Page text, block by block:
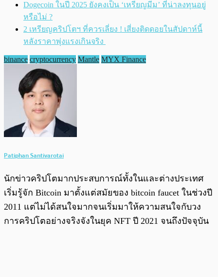
Dogecoin ในปี 2025 ยังคงเป็น ‘เหรียญมีม’ ที่น่าลงทุนอยู่
หรือไม่ ?
2 เหรียญคริปโตฯ ที่ควรเลี่ยง ! เสี่ยงติดดอยในสัปดาห์นี้
หลังราคาพุ่งแรงเกินจริง
binance cryptocurrency Mantle MYX Finance
Patiphan Santivarotai
นักข่าวคริปโตมากประสบการณ์ทั้งในและต่างประเทศ
เริ่มรู้จัก Bitcoin มาตั้งแต่สมัยของ bitcoin faucet ในช่วงปี
2011 แต่ไม่ได้สนใจมากจนเริ่มมาให้ความสนใจกับวง
การคริปโตอย่างจริงจังในยุค NFT ปี 2021 จนถึงปัจจุบัน